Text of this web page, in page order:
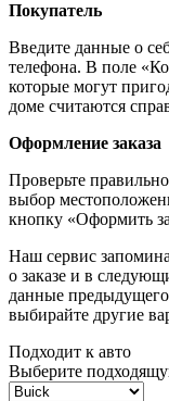
Покупатель
Введите данные о
телефона. В поле
которые могут
доме считаются
Оформление заказа
Проверьте
выбор
кнопку «Оформить
Наш сервис
о заказе и в
данные предыдущего
выбирайте другие
Подходит к авто
Выберите